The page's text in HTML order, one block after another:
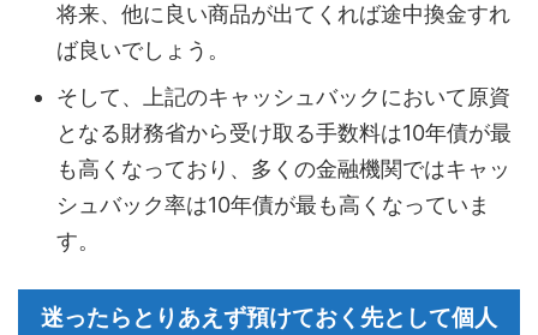
将来、他に良い商品が出てくれば途中換金すれ
ば良いでしょう。
そして、上記のキャッシュバックにおいて原資
となる財務省から受け取る手数料は10年債が最
も高くなっており、多くの金融機関ではキャッ
シュバック率は10年債が最も高くなっていま
す。
迷ったらとりあえず預けておく先として個人